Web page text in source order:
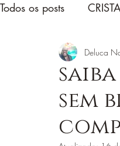
Todos os posts
JUREMA
ORIXÁS Esem
Deluca